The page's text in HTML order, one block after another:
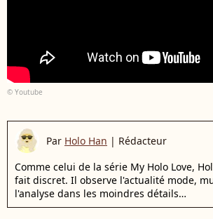
© Youtube
Par Holo Han | Rédacteur
Comme celui de la série My Holo Love,
fait discret. Il observe l'actualité mode,
l'analyse dans les moindres détails…